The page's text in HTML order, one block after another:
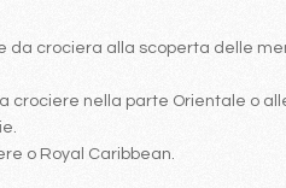
da crociera alla scoperta delle
crociere nella parte Orientale o
o Royal Caribbean.